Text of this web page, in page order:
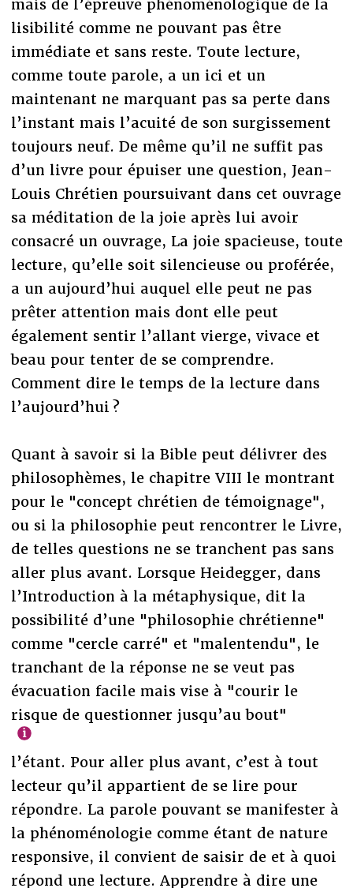
mais de l’épreuve phénoménologique de la
lisibilité comme ne pouvant pas être
immédiate et sans reste. Toute lecture,
comme toute parole, a un ici et un
maintenant ne marquant pas sa perte dans
l’instant mais l’acuité de son surgissement
toujours neuf. De même qu’il ne suffit pas
d’un livre pour épuiser une question, Jean-
Louis Chrétien poursuivant dans cet ouvrage
sa méditation de la joie après lui avoir
consacré un ouvrage, La joie spacieuse, toute
lecture, qu’elle soit silencieuse ou proférée,
a un aujourd’hui auquel elle peut ne pas
prêter attention mais dont elle peut
également sentir l’allant vierge, vivace et
beau pour tenter de se comprendre.
Comment dire le temps de la lecture dans
l’aujourd’hui ?
Quant à savoir si la Bible peut délivrer des
philosophèmes, le chapitre VIII le montrant
pour le "concept chrétien de témoignage",
ou si la philosophie peut rencontrer le Livre,
de telles questions ne se tranchent pas sans
aller plus avant. Lorsque Heidegger, dans
l’Introduction à la métaphysique, dit la
possibilité d’une "philosophie chrétienne"
comme "cercle carré" et "malentendu", le
tranchant de la réponse ne se veut pas
évacuation facile mais vise à "courir le
risque de questionner jusqu’au bout"
l’étant. Pour aller plus avant, c’est à tout
lecteur qu’il appartient de se lire pour
répondre. La parole pouvant se manifester à
la phénoménologie comme étant de nature
responsive, il convient de saisir de et à quoi
répond une lecture. Apprendre à dire une